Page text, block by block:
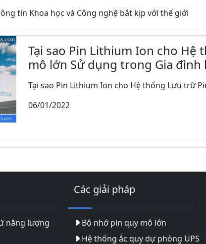
tin Khoa học và Công nghệ bắt kịp với thế giới
Tại sao Pin Lithium Ion cho Hệ
mô lớn Sử dụng trong Gia đình
Tại sao Pin Lithium Ion cho Hệ thống Lưu trữ
06/01/2022
năng lượng
Các giải pháp
Bộ nhớ pin quy mô lớn
Hệ thống ắc quy dự phòng UPS